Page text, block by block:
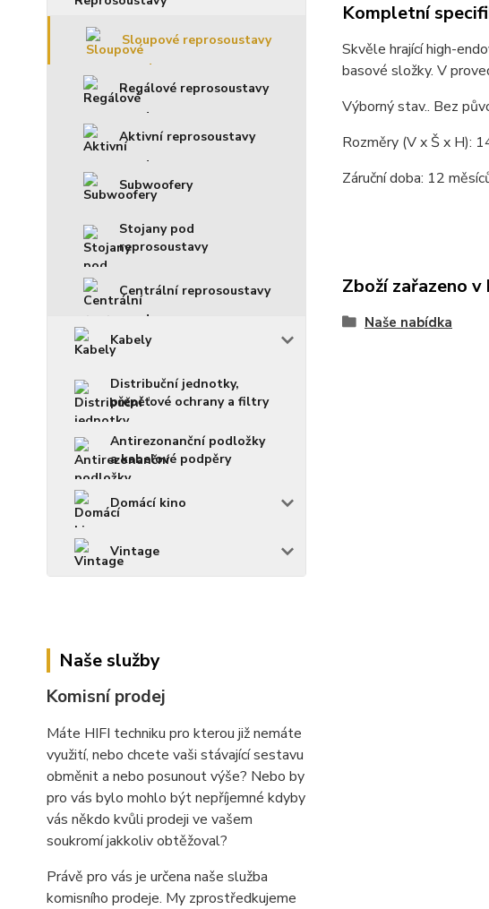
Sloupové reprosoustavy
Regálové reprosoustavy
Aktivní reprosoustavy
Subwoofery
Stojany pod
reprosoustavy
Centrální reprosoustavy
Kabely
Distribuční jednotky,
přepěťové ochrany a filtry
Antirezonanční podložky
a kabelové podpěry
Domácí kino
Vintage
Naše služby
Komisní prodej
Máte HIFI techniku pro kterou již nemáte
využití, nebo chcete vaši stávající sestavu
obměnit a nebo posunout výše? Nebo by
pro vás bylo mohlo být nepříjemné kdyby
vás někdo kvůli prodeji ve vašem
soukromí jakkoliv obtěžoval?
Právě pro vás je určena naše služba
komisního prodeje. My zprostředkujeme
Kompletní
Skvěle hrající high-
basové složky. V
Výborný stav.. Bez
Rozměry (V x Š x H):
Záruční doba: 12
Zboží zařazeno
Naše nabídka